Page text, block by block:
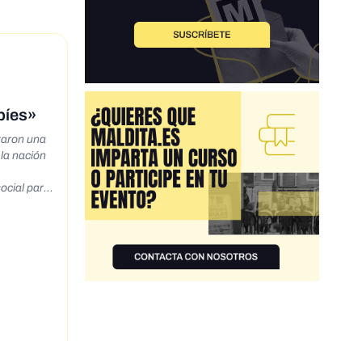
una
nación
para